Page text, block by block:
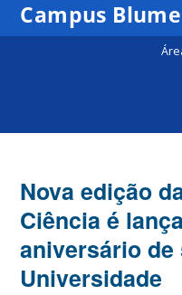
Campus
Nova edição
Ciência é
aniversário de
Universidade